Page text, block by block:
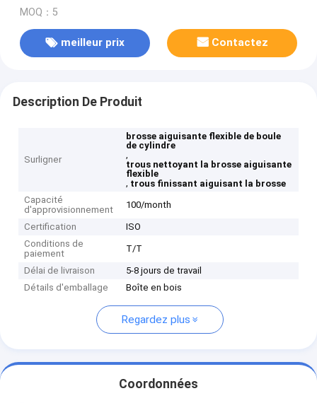
finissant
MOQ：5
meilleur prix Contactez
Description De Produit
Surligner
brosse aiguisante flexible de boule
de cylindre
,
trous nettoyant la brosse aiguisante
flexible
, trous finissant aiguisant la brosse
Capacité
d'approvisionnement
100/month
Certification
ISO
Conditions de
paiement
T/T
Délai de livraison
5-8 jours de travail
Détails d'emballage
Boîte en bois
Regardez plus
Coordonnées